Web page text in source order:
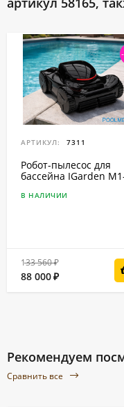
АРТИКУЛ: 7311
Робот-пылесоc для
бассейна IGarden
В НАЛИЧИИ
133 560 ₽
88 000₽
Рекомендуем
Сравнить все